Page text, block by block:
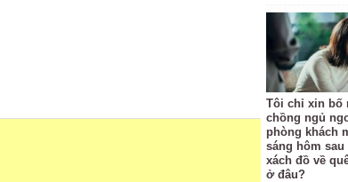
Tôi chỉ xin bố
chồng ngủ
phòng khách
sáng hôm sau
xách đồ về
ở đâu?